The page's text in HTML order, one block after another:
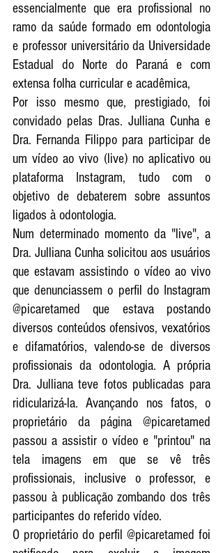
essencialmente que era profissional no
ramo da saúde formado em odontologia
e professor universitário da Universidade
Estadual do Norte do Paraná e com
extensa folha curricular e acadêmica,
Por isso mesmo que, prestigiado, foi
convidado pelas Dras. Julliana Cunha e
Dra. Fernanda Filippo para participar de
um vídeo ao vivo (live) no aplicativo ou
plataforma Instagram, tudo com o
objetivo de debaterem sobre assuntos
ligados à odontologia.
Num determinado momento da "live", a
Dra. Julliana Cunha solicitou aos usuários
que estavam assistindo o vídeo ao vivo
que denunciassem o perfil do Instagram
@picaretamed que estava postando
diversos conteúdos ofensivos, vexatórios
e difamatórios, valendo-se de diversos
profissionais da odontologia. A própria
Dra. Julliana teve fotos publicadas para
ridicularizá-la. Avançando nos fatos, o
proprietário da página @picaretamed
passou a assistir o vídeo e "printou" na
tela imagens em que se vê três
profissionais, inclusive o professor, e
passou à publicação zombando dos três
participantes do referido vídeo.
O proprietário do perfil @picaretamed foi